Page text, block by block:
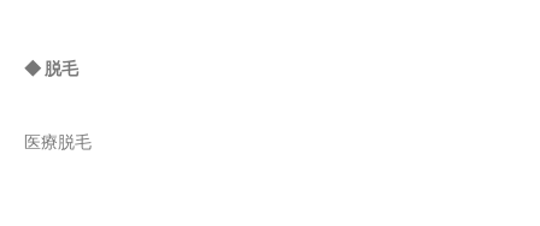
◆ 脱毛
医療脱毛